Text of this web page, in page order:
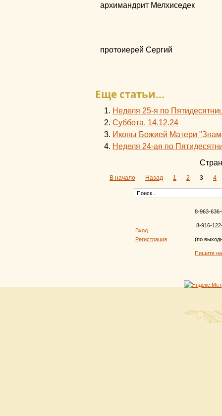
архимандрит Мелхиседек
протоиерей Сергий
Еще статьи...
Неделя 25-я по
Суббота. 14.12.24
Иконы Божией Матери
Неделя 24-ая по
В начало Назад 1 2 3 4
Вход
Регистрация
8-963-
8-916-
(по
Пишите